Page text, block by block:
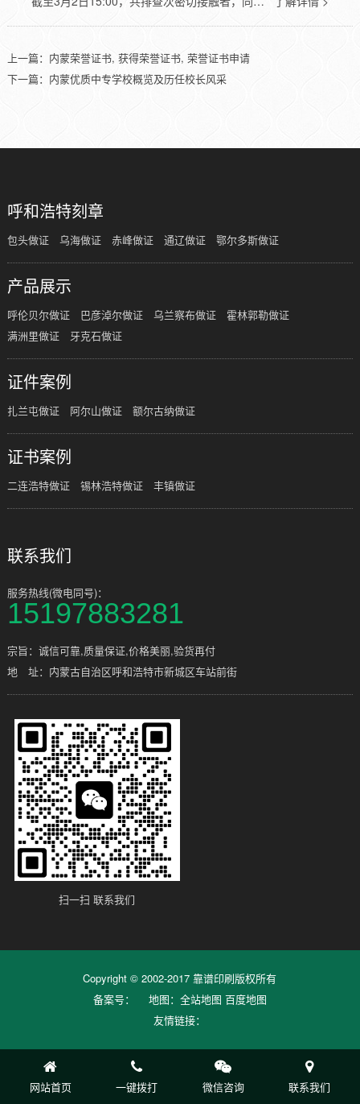
上一篇： 内蒙荣誉证书, 获得荣誉证书, 荣誉证书申请
下一篇： 内蒙优质中专学校概览及历任校长风采
呼和浩特刻章
包头做证 乌海做证 赤峰做证 通辽做证 鄂尔多斯做证
产品展示
呼伦贝尔做证 巴彦淖尔做证 乌兰察布做证
霍林郭勒做证
满洲里做证
牙克石做证
证件案例
扎兰屯做证 阿尔山做证 额尔古纳做证
证书案例
二连浩特做证 锡林浩特做证 丰镇做证
联系我们
服务热线(微电同号)：
15197883281
宗旨：诚信可靠,质量保证,价格美丽,验货再付
地 址：内蒙古自治区呼和浩特市新城区车站前街
扫一扫 联系我们
Copyright © 2002-2017 靠谱印刷版权所有
备案号：
地图： 全站地图 百度地图
友情链接：
网站首页 一键拨打 微信咨询 联系我们